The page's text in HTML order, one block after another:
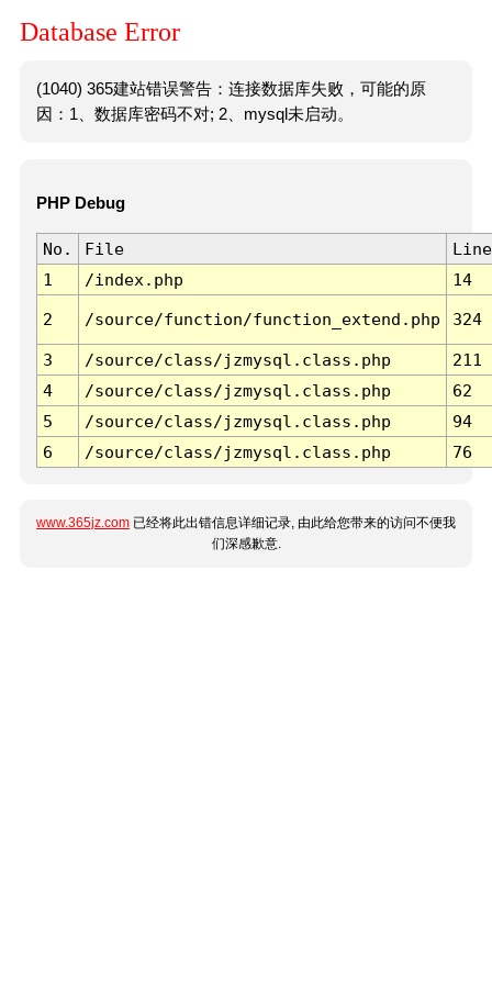
Database Error
(1040) 365建站错误警告：连接数据库失败，可能的原
因：1、数据库密码不对; 2、mysql未启动。
PHP Debug
No. File
Line
1
/index.php 14
2 /source/function/function_extend.php 324
3 /source/class/jzmysql.class.php
211
4
/source/class/jzmysql.class.php
62
5
/source/class/jzmysql.class.php
94
6
/source/class/jzmysql.class.php 76
www.365jz.com 已经将此出错信息详细记录, 由此给您带来的访问不便我
们深感歉意.